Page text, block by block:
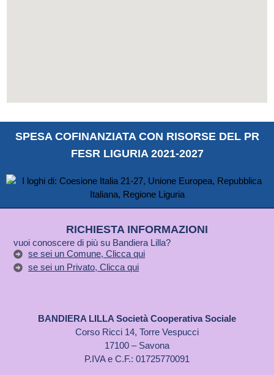
SPESA COFINANZIATA CON RISORSE DEL PR
FESR LIGURIA 2021-2027
RICHIESTA INFORMAZIONI
vuoi conoscere di più su Bandiera Lilla?
se sei un Comune, Clicca qui
se sei un Privato, Clicca qui
BANDIERA LILLA Società Cooperativa Sociale
Corso Ricci 14, Torre Vespucci
17100 – Savona
P.IVA e C.F.: 01725770091